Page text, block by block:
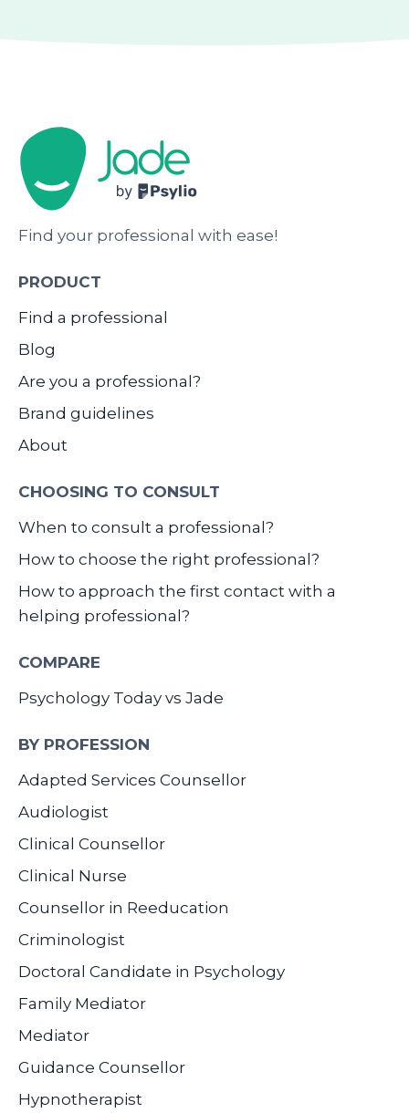
Find your professional with ease!
PRODUCT
Find a professional
Blog
Are you a professional?
Brand guidelines
About
CHOOSING TO CONSULT
When to consult a professional?
How to choose the right professional?
How to approach the first contact with a
helping professional?
COMPARE
Psychology Today vs Jade
BY PROFESSION
Adapted Services Counsellor
Audiologist
Clinical Counsellor
Clinical Nurse
Counsellor in Reeducation
Criminologist
Doctoral Candidate in Psychology
Family Mediator
Mediator
Guidance Counsellor
Hypnotherapist